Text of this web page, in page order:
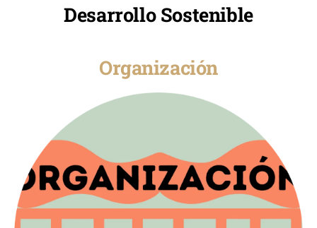
Desarrollo Sostenible
Organización